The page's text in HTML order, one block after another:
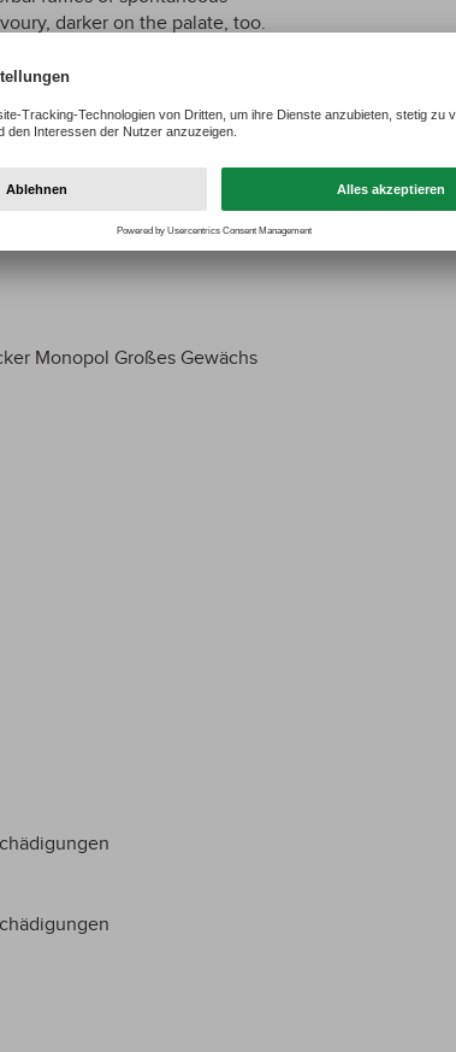
darker on the palate, too.
without the charm of
but not as much to my
Monopol Großes Gewächs